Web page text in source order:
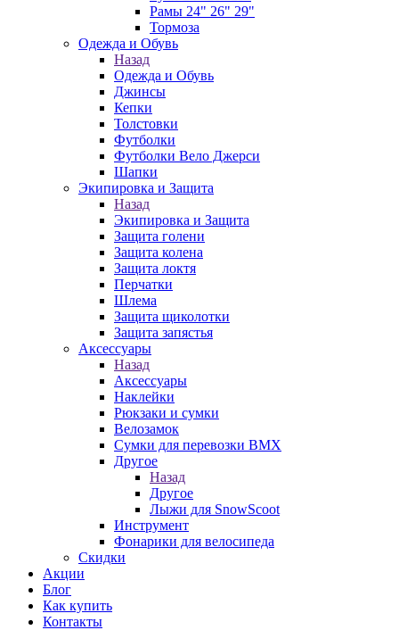
Рамы 24" 26" 29"
Тормоза
Одежда и Обувь
Назад
Одежда и Обувь
Джинсы
Кепки
Толстовки
Футболки
Футболки Вело Джерси
Шапки
Экипировка и Защита
Назад
Экипировка и Защита
Защита голени
Защита колена
Защита локтя
Перчатки
Шлема
Защита щиколотки
Защита запястья
Аксессуары
Назад
Аксессуары
Наклейки
Рюкзаки и сумки
Велозамок
Сумки для перевозки BMX
Другое
Назад
Другое
Лыжи для SnowScoot
Инструмент
Фонарики для велосипеда
Скидки
Акции
Блог
Как купить
Контакты